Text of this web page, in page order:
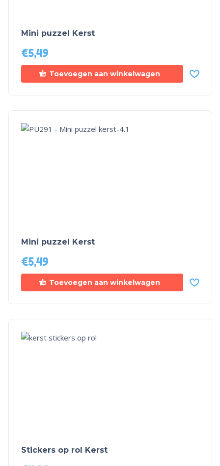
Mini puzzel Kerst
€5,49
Toevoegen aan winkelwagen
Mini puzzel Kerst
€5,49
Toevoegen aan winkelwagen
Stickers op rol Kerst